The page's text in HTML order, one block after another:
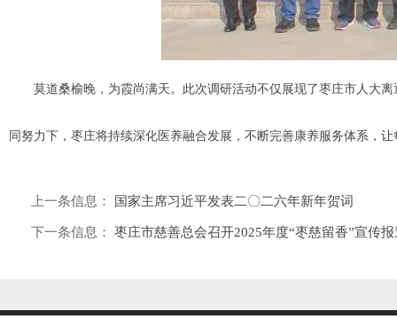
莫道桑榆晚，为霞尚满天。此次调研活动不仅展现了枣庄市人大离
同努力下，枣庄将持续深化医养融合发展，不断完善康养服务体系，
上一条信息： 国家主席习近平发表二〇二六年新年贺词
下一条信息： 枣庄市慈善总会召开2025年度“枣慈留香”宣传